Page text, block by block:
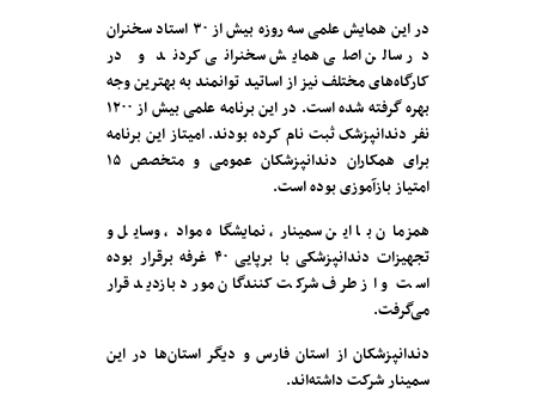
در این همایش علمی سه روزه بیش از ۳۰ استاد سخنران
در سالن اصلی همایش سخنرانی کردند و در
کارگاه‌های مختلف نیز از اساتید توانمند به بهترین وجه
بهره گرفته شده است. در این برنامه علمی بیش از ۱۲۰۰
نفر دندانپزشک ثبت نام کرده بودند. امیتاز این برنامه
برای همکاران دندانپزشکان عمومی و متخصص ۱۵
امتیاز بازآموزی بوده است.
همزمان با این سمینار، نمایشگاه مواد، وسایل و
تجهیزات دندانپزشکی با برپایی ۴۰ غرفه برقرار بوده
است و از طرف شرکت کنندگان مورد بازدید قرار
می‌گرفت.
دندانپزشکان از استان فارس و دیگر استان‌ها در این
سمینار شرکت داشته‌اند.